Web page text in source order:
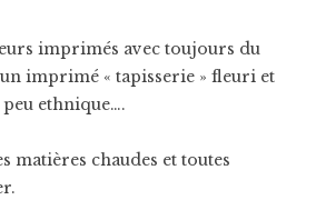
imprimés avec toujours du
imprimé « tapisserie » fleuri et
ethnique….
matières chaudes et toutes